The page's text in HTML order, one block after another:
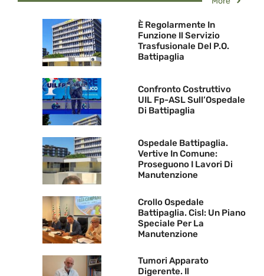
È Regolarmente In
Funzione Il Servizio
Trasfusionale Del P.O.
Battipaglia
Confronto Costruttivo
UIL Fp-ASL Sull’Ospedale
Di Battipaglia
Ospedale Battipaglia.
Vertive In Comune:
Proseguono I Lavori Di
Manutenzione
Crollo Ospedale
Battipaglia. Cisl: Un Piano
Speciale Per La
Manutenzione
Tumori Apparato
Digerente. Il